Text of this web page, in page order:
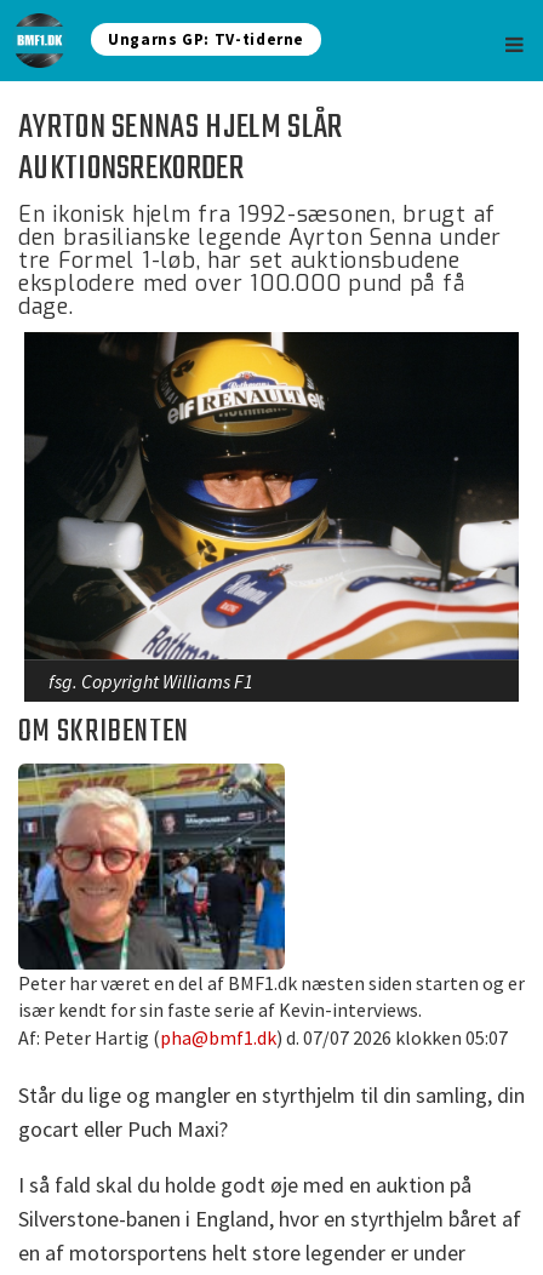
Ungarns GP: TV-tiderne
AYRTON SENNAS HJELM SLÅR
AUKTIONSREKORDER
En ikonisk hjelm fra 1992-sæsonen, brugt af
den brasilianske legende Ayrton Senna under
tre Formel 1-løb, har set auktionsbudene
eksplodere med over 100.000 pund på få
dage.
fsg. Copyright Williams F1
OM SKRIBENTEN
Peter har været en del af BMF1.dk næsten siden starten og er
især kendt for sin faste serie af Kevin-interviews.
Af: Peter Hartig (pha@bmf1.dk) d. 07/07 2026 klokken 05:07
Står du lige og mangler en styrthjelm til din samling, din
gocart eller Puch Maxi?
I så fald skal du holde godt øje med en auktion på
Silverstone-banen i England, hvor en styrthjelm båret af
en af motorsportens helt store legender er under